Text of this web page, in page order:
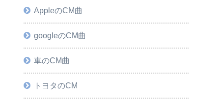
AppleのCM曲
googleのCM曲
車のCM曲
トヨタのCM